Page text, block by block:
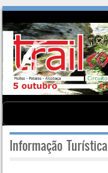
Skip to content
Informação Turística